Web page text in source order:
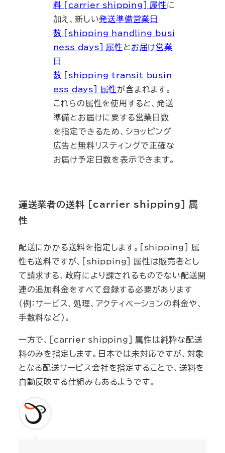
料 [carrier_shipping] 属性に
加え、新しい発送準備営業日
数 [shipping_handling_busi
ness_days] 属性と お届け営業
日
数 [shipping_transit_busin
ess_days] 属性が含まれます。
これらの属性を使用すると、発送
準備とお届けに要する営業日数
を指定できるため、ショッピング
広告と無料リスティングで正確な
お届け予定日数を表示できます。
運送業者の送料 [carrier_shipping] 属
性
配送にかかる送料を指定します。[shipping] 属
性も送料ですが、[shipping] 属性は販売者とし
て請求する、政府により課されるものでない配送関
連の追加料金をすべて登録する必要があります
（例：サービス、処理、アクティベーションの料金や、
手数料など）。
一方で、[carrier_shipping] 属性は純粋な配送
料のみを指定します。日本では未対応ですが、対象
となる配送サービス会社を指定することで、送料を
自動反映する仕組みもあるようです。